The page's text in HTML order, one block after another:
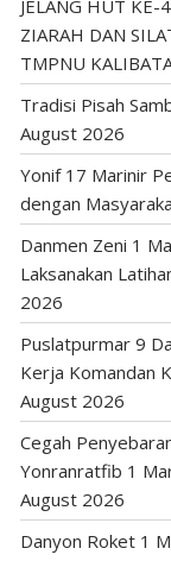
JELANG HUT
ZIARAH DAN
TMPNU
Tradisi Pisah
August 2026
Yonif 17 Marinir
dengan
Danmen Zeni 1
Laksanakan
2026
Puslatpurmar 9
Kerja Komandan
August 2026
Cegah
Yonranratfib 1
August 2026
Danyon Roket 1